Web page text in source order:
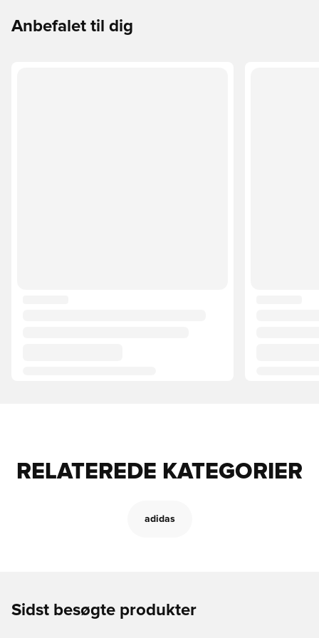
Anbefalet til dig
RELATEREDE KATEGORIER
adidas
Sidst besøgte produkter